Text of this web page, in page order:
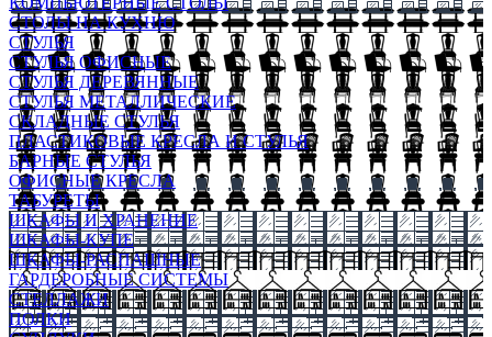
СТОЛЫ НА КУХНЮ
СТУЛЬЯ
СТУЛЬЯ ОФИСНЫЕ
СТУЛЬЯ ДЕРЕВЯННЫЕ
СТУЛЬЯ МЕТАЛЛИЧЕСКИЕ
СКЛАДНЫЕ СТУЛЬЯ
ПЛАСТИКОВЫЕ КРЕСЛА И СТУЛЬЯ
БАРНЫЕ СТУЛЬЯ
ОФИСНЫЕ КРЕСЛА
ТАБУРЕТЫ
ШКАФЫ И ХРАНЕНИЕ
ШКАФЫ-КУПЕ
ШКАФЫ-РАСПАШНЫЕ
ГАРДЕРОБНЫЕ СИСТЕМЫ
СТЕЛЛАЖИ
ПОЛКИ